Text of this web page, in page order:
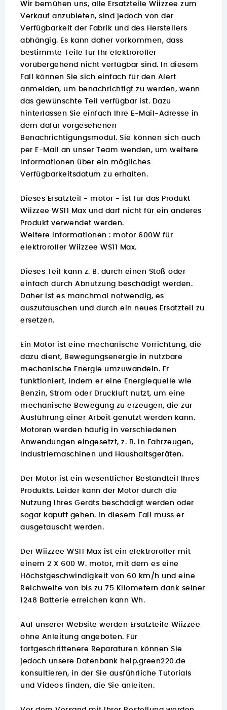
Wir bemühen uns, alle Ersatzteile Wiizzee zum
Verkauf anzubieten, sind jedoch von der
Verfügbarkeit der Fabrik und des Herstellers
abhängig. Es kann daher vorkommen, dass
bestimmte Teile für Ihr elektroroller
vorübergehend nicht verfügbar sind. In diesem
Fall können Sie sich einfach für den Alert
anmelden, um benachrichtigt zu werden, wenn
das gewünschte Teil verfügbar ist. Dazu
hinterlassen Sie einfach Ihre E-Mail-Adresse in
dem dafür vorgesehenen
Benachrichtigungsmodul. Sie können sich auch
per E-Mail an unser Team wenden, um weitere
Informationen über ein mögliches
Verfügbarkeitsdatum zu erhalten.
Dieses Ersatzteil - motor - ist für das Produkt
Wiizzee WS11 Max und darf nicht für ein anderes
Produkt verwendet werden.
Weitere Informationen : motor 600W für
elektroroller Wiizzee WS11 Max.
Dieses Teil kann z. B. durch einen Stoß oder
einfach durch Abnutzung beschädigt werden.
Daher ist es manchmal notwendig, es
auszutauschen und durch ein neues Ersatzteil zu
ersetzen.
Ein Motor ist eine mechanische Vorrichtung, die
dazu dient, Bewegungsenergie in nutzbare
mechanische Energie umzuwandeln. Er
funktioniert, indem er eine Energiequelle wie
Benzin, Strom oder Druckluft nutzt, um eine
mechanische Bewegung zu erzeugen, die zur
Ausführung einer Arbeit genutzt werden kann.
Motoren werden häufig in verschiedenen
Anwendungen eingesetzt, z. B. in Fahrzeugen,
Industriemaschinen und Haushaltsgeräten.
Der Motor ist ein wesentlicher Bestandteil Ihres
Produkts. Leider kann der Motor durch die
Nutzung Ihres Geräts beschädigt werden oder
sogar kaputt gehen. In diesem Fall muss er
ausgetauscht werden.
Der Wiizzee WS11 Max ist ein elektroroller mit
einem 2 X 600 W. motor, mit dem es eine
Höchstgeschwindigkeit von 60 km/h und eine
Reichweite von bis zu 75 Kilometern dank seiner
1248 Batterie erreichen kann Wh.
Auf unserer Website werden Ersatzteile Wiizzee
ohne Anleitung angeboten. Für
fortgeschrittenere Reparaturen können Sie
jedoch unsere Datenbank help.green220.de
konsultieren, in der Sie ausführliche Tutorials
und Videos finden, die Sie anleiten.